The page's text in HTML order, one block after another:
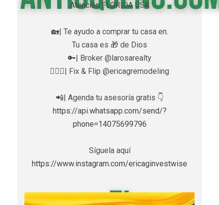
Atención FLORIDA USA
🏡| Te ayudo a comprar tu casa en.
Tu casa es 🎁 de Dios
🔑| Broker @larosarealty
👷🏼‍♀️| Fix & Flip @ericagremodeling
📲| Agenda tu asesoría gratis 👇
https://api.whatsapp.com/send/?
phone=14075699796
Síguela aquí
https://www.instagram.com/ericaginvestwise